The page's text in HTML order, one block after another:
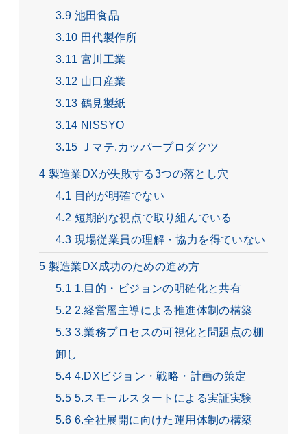
3.9 池田食品
3.10 田代製作所
3.11 宮川工業
3.12 山口産業
3.13 鶴見製紙
3.14 NISSYO
3.15 Ｊマテ.カッパープロダクツ
4 製造業DXが失敗する3つの落とし穴
4.1 目的が明確でない
4.2 短期的な視点で取り組んでいる
4.3 現場従業員の理解・協力を得ていない
5 製造業DX成功のための進め方
5.1 1.目的・ビジョンの明確化と共有
5.2 2.経営層主導による推進体制の構築
5.3 3.業務プロセスの可視化と問題点の棚
卸し
5.4 4.DXビジョン・戦略・計画の策定
5.5 5.スモールスタートによる実証実験
5.6 6.全社展開に向けた運用体制の構築